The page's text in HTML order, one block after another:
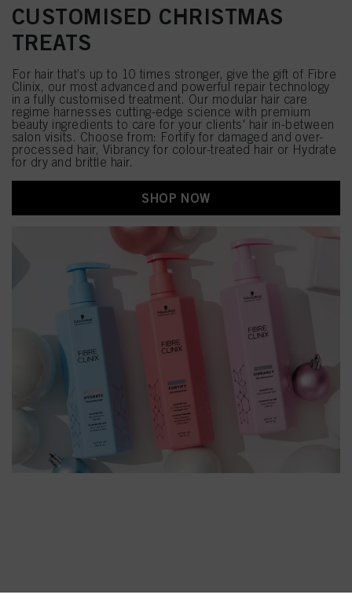
CUSTOMISED CHRISTMAS
TREATS
For hair that’s up to 10 times stronger, give the gift of Fibre
Clinix, our most advanced and powerful repair technology
in a fully customised treatment. Our modular hair care
regime harnesses cutting-edge science with premium
beauty ingredients to care for your clients' hair in-between
salon visits. Choose from: Fortify for damaged and over-
processed hair, Vibrancy for colour-treated hair or Hydrate
for dry and brittle hair.
SHOP NOW